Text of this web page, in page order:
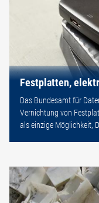
Festplatten,
Das Bundesamt für
Vernichtung von
als einzige Möglichkeit,